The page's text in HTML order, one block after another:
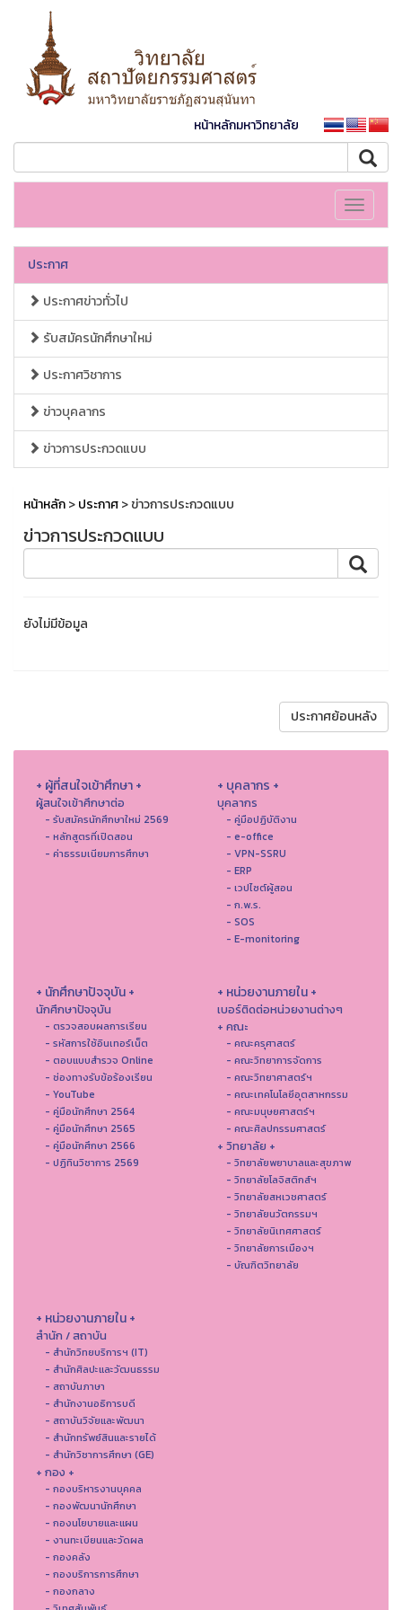
หน้าหลักมหาวิทยาลัย
Toggle
ประกาศ
ประกาศข่าวทั่วไป
รับสมัครนักศึกษาใหม่
ประกาศวิชาการ
ข่าวบุคลากร
ข่าวการประกวดแบบ
หน้าหลัก>ประกาศ> ข่าวการประกวดแบบ
ข่าวการประกวดแบบ
ยังไม่มีข้อมูล
ประกาศย้อนหลัง
+ ผู้ที่สนใจเข้าศึกษา +
ผู้สนใจเข้าศึกษาต่อ
- รับสมัครนักศึกษาใหม่ 2569
- หลักสูตรที่เปิดสอน
- ค่าธรรมเนียมการศึกษา
+ บุคลากร +
บุคลากร
- คู่มือปฏิบัติงาน
- e-office
- VPN-SSRU
- ERP
- เวปไซต์ผู้สอน
- ก.พ.ร.
- SOS
- E-monitoring
+ นักศึกษาปัจจุบัน +
นักศึกษาปัจจุบัน
- ตรวจสอบผลการเรียน
- รหัสการใช้อินเทอร์เน็ต
- ตอบแบบสำรวจ Online
- ช่องทางรับข้อร้องเรียน
- YouTube
- คู่มือนักศึกษา 2564
- คู่มือนักศึกษา 2565
- คู่มือนักศึกษา 2566
- ปฏิทินวิชาการ 2569
+ หน่วยงานภายใน +
เบอร์ติดต่อหน่วยงานต่างๆ
+ คณะ
- คณะครุศาสตร์
- คณะวิทยาการจัดการ
- คณะวิทยาศาสตร์ฯ
- คณะเทคโนโลยีอุตสาหกรรม
- คณะมนุษยศาสตร์ฯ
- คณะศิลปกรรมศาสตร์
+ วิทยาลัย +
- วิทยาลัยพยาบาลและสุขภาพ
- วิทยาลัยโลจิสติกส์ฯ
- วิทยาลัยสหเวชศาสตร์
- วิทยาลัยนวัตกรรมฯ
- วิทยาลัยนิเทศศาสตร์
- วิทยาลัยการเมืองฯ
- บัณฑิตวิทยาลัย
+ หน่วยงานภายใน +
สำนัก / สถาบัน
- สำนักวิทยบริการฯ (IT)
- สํานักศิลปะและวัฒนธรรม
- สถาบันภาษา
- สำนักงานอธิการบดี
- สถาบันวิจัยและพัฒนา
- สำนักทรัพย์สินและรายได้
- สำนักวิชาการศึกษา (GE)
+ กอง +
- กองบริหารงานบุคคล
- กองพัฒนานักศึกษา
- กองนโยบายและแผน
- งานทะเบียนและวัดผล
- กองคลัง
- กองบริการการศึกษา
- กองกลาง